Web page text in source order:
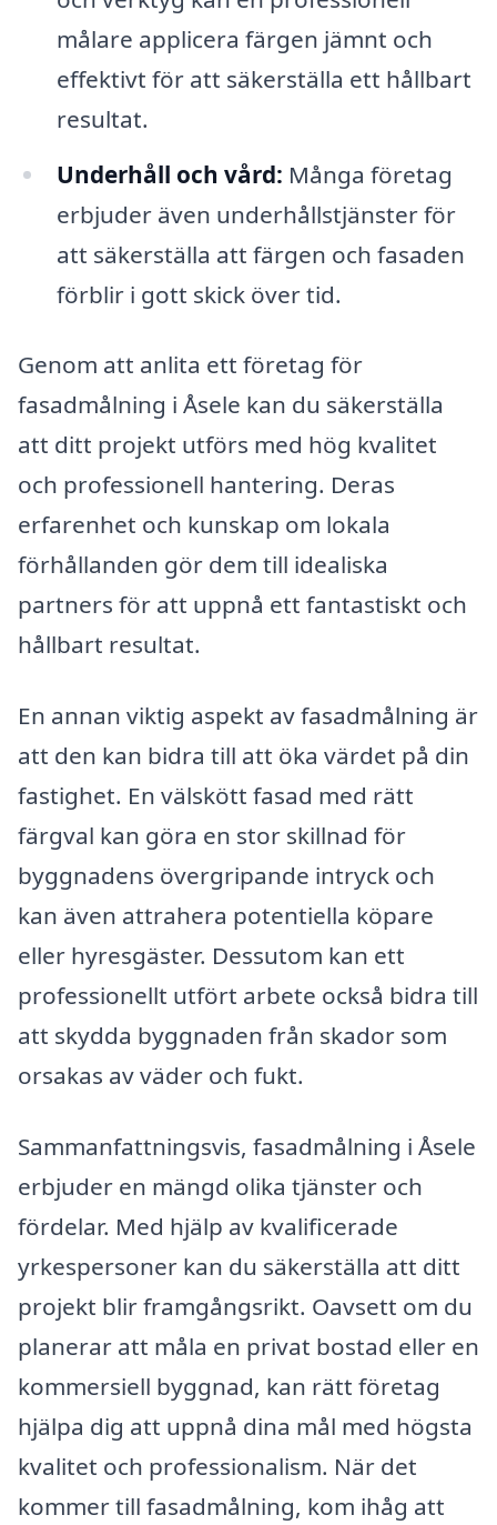
målare applicera färgen jämnt och
effektivt för att säkerställa ett hållbart
resultat.
Underhåll och vård: Många företag
erbjuder även underhållstjänster för
att säkerställa att färgen och fasaden
förblir i gott skick över tid.
Genom att anlita ett företag för
fasadmålning i Åsele kan du säkerställa
att ditt projekt utförs med hög kvalitet
och professionell hantering. Deras
erfarenhet och kunskap om lokala
förhållanden gör dem till idealiska
partners för att uppnå ett fantastiskt och
hållbart resultat.
En annan viktig aspekt av fasadmålning är
att den kan bidra till att öka värdet på din
fastighet. En välskött fasad med rätt
färgval kan göra en stor skillnad för
byggnadens övergripande intryck och
kan även attrahera potentiella köpare
eller hyresgäster. Dessutom kan ett
professionellt utfört arbete också bidra till
att skydda byggnaden från skador som
orsakas av väder och fukt.
Sammanfattningsvis, fasadmålning i Åsele
erbjuder en mängd olika tjänster och
fördelar. Med hjälp av kvalificerade
yrkespersoner kan du säkerställa att ditt
projekt blir framgångsrikt. Oavsett om du
planerar att måla en privat bostad eller en
kommersiell byggnad, kan rätt företag
hjälpa dig att uppnå dina mål med högsta
kvalitet och professionalism. När det
kommer till fasadmålning, kom ihåg att